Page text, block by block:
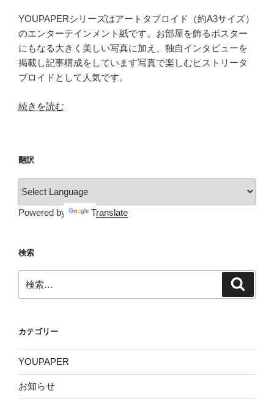
YOUPAPERシリーズはアートタブロイド（約A3サイズ）
のエンターテインメント紙です。お部屋を飾るポスター
にもなる大きく美しい写真に加え、独自インタビューを
掲載し記事構成をしています写真で楽しむヒストリータ
ブロイドとして人気です。
“YOUPAPER（vol.13）”
続きを読む
翻訳
Powered by Translate
検索
索:
カテゴリー
YOUPAPER
お知らせ